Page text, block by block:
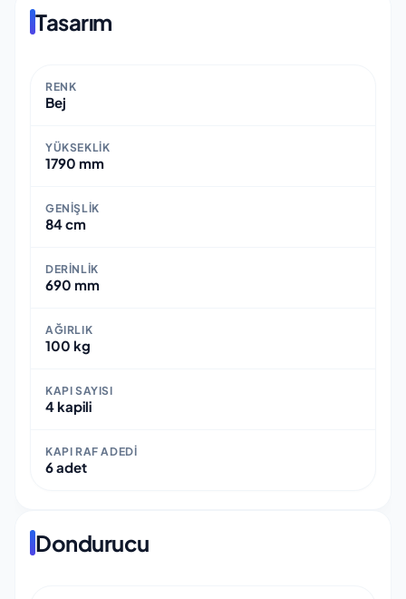
Tasarım
RENK
Bej
YÜKSEKLIK
1790 mm
GENIŞLIK
84 cm
DERINLIK
690 mm
AĞIRLIK
100 kg
KAPI SAYISI
4 kapili
KAPI RAF ADEDI
6 adet
Dondurucu